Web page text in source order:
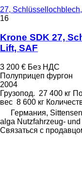
27,
16
Krone SDK 27,
Lift, SAF
3 200 € Без НДС
Полуприцеп фургон
2004
Грузопод. 27 400 кг
вес 8 600 кг
Германия, Sittensen
alga Nutzfahrzeug-
Связаться с